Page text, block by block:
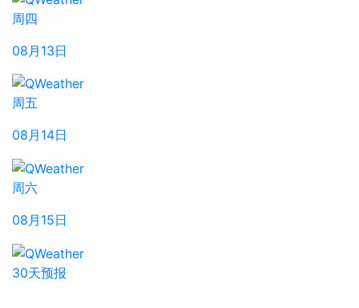
周四
08月13日
周五
08月14日
周六
08月15日
30天预报